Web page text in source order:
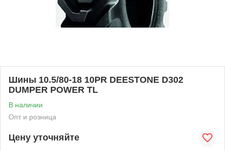
Шины 10.5/80-18 10PR DEESTONE D302
DUMPER POWER TL
В наличии
Опт и розница
Цену уточняйте